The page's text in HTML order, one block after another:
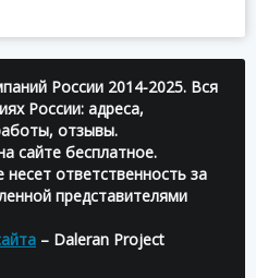
России 2014-2025. Вся
России: адреса,
отзывы.
сайте бесплатное.
ответственность за
представителями
– Daleran Project